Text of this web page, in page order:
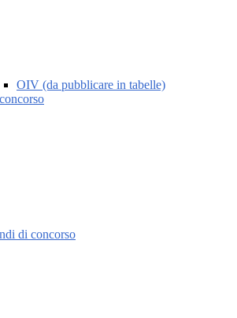
OIV (da pubblicare in tabelle)
di concorso